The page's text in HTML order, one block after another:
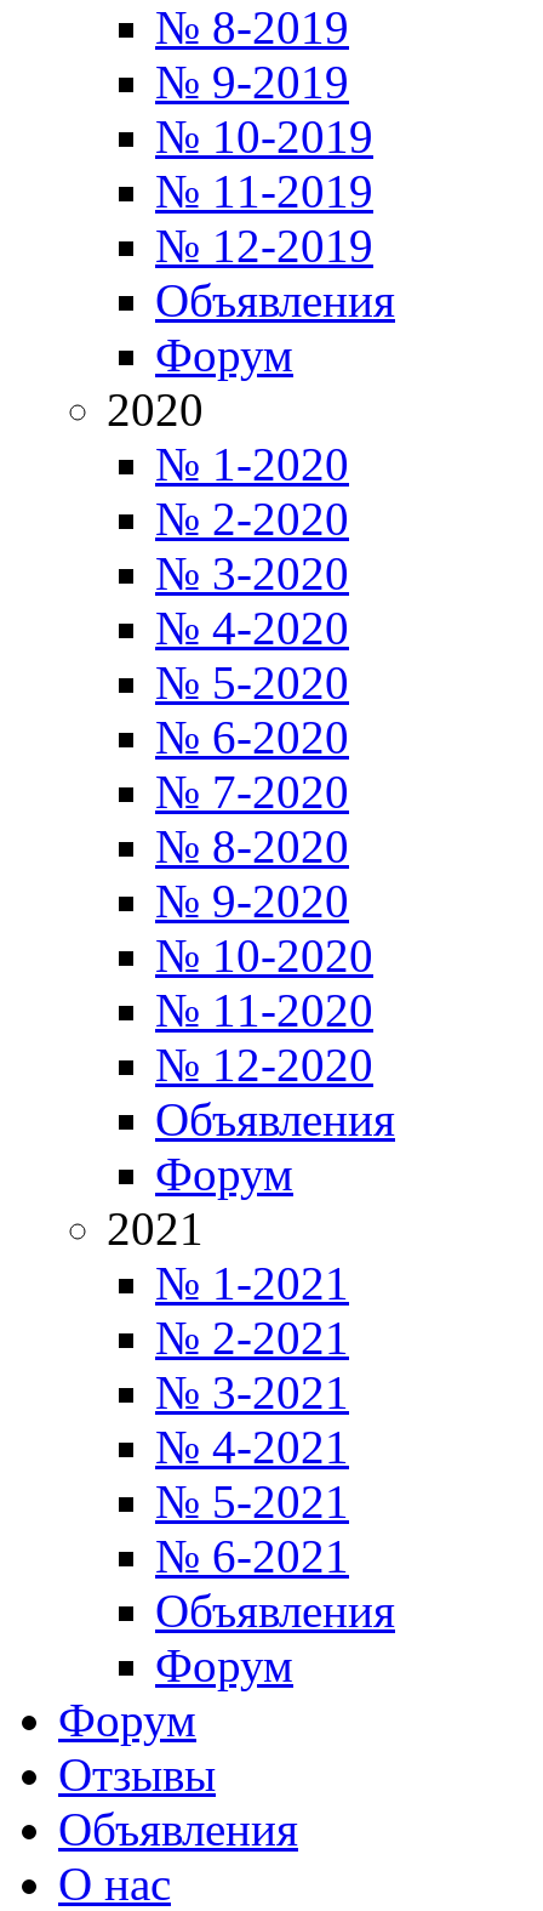
№ 8-2019
№ 9-2019
№ 10-2019
№ 11-2019
№ 12-2019
Объявления
Форум
2020
№ 1-2020
№ 2-2020
№ 3-2020
№ 4-2020
№ 5-2020
№ 6-2020
№ 7-2020
№ 8-2020
№ 9-2020
№ 10-2020
№ 11-2020
№ 12-2020
Объявления
Форум
2021
№ 1-2021
№ 2-2021
№ 3-2021
№ 4-2021
№ 5-2021
№ 6-2021
Объявления
Форум
Форум
Отзывы
Объявления
О нас